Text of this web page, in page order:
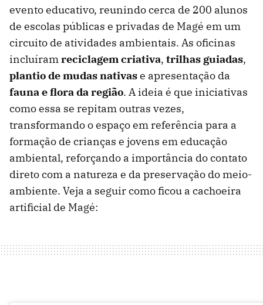
evento educativo, reunindo cerca de 200 alunos
de escolas públicas e privadas de Magé em um
circuito de atividades ambientais. As oficinas
incluíramreciclagem criativa, trilhas guiadas,
plantio de mudas nativase apresentação da
fauna e flora da região. A ideia é que iniciativas
como essa se repitam outras vezes,
transformando o espaço em referência para a
formação de crianças e jovens em educação
ambiental, reforçando a importância do contato
direto com a natureza e da preservação do meio-
ambiente. Veja a seguir como ficou a cachoeira
artificial de Magé: